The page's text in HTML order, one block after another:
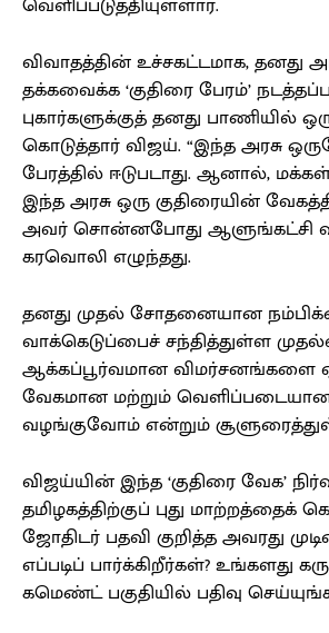
விவாதத்தின் உச்சகட்டமாக, தனது
தக்கவைக்க ‘குதிரை பேரம்’
புகார்களுக்குத் தனது பாணியில்
கொடுத்தார் விஜய். “இந்த அரசு
பேரத்தில் ஈடுபடாது. ஆனால்,
இந்த அரசு ஒரு குதிரையின்
அவர் சொன்னபோது ஆளுங்கட்சி
கரவொலி எழுந்தது.
தனது முதல் சோதனையான
வாக்கெடுப்பைச் சந்தித்துள்ள
ஆக்கப்பூர்வமான விமர்சனங்களை
வேகமான மற்றும்
வழங்குவோம் என்றும்
விஜய்யின் இந்த ‘குதிரை வேக’
தமிழகத்திற்குப் புது மாற்றத்தைக்
ஜோதிடர் பதவி குறித்த அவரது
எப்படிப் பார்க்கிறீர்கள்? உங்களது
கமெண்ட் பகுதியில் பதிவு